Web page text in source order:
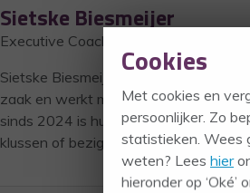
Sietske Biesmeijer
Executive Coach - TEAMexpert
Sietske Biesmeijer heeft een
zaak en werkt meestal fulltime. Is
sinds 2024 is hun locatie ook een
klussen of bezig in de moestuin.
Cookies
Met cookies en
persoonlijker. Zo
statistieken. Wees
weten? Lees hier
hieronder op